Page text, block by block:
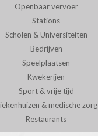
Openbaar vervoer
Stations
Scholen & Universiteiten
Bedrijven
Speelplaatsen
Kwekerijen
Sport & vrije tijd
& medische zorg
Restaurants